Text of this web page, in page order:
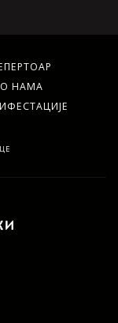
О НАМА